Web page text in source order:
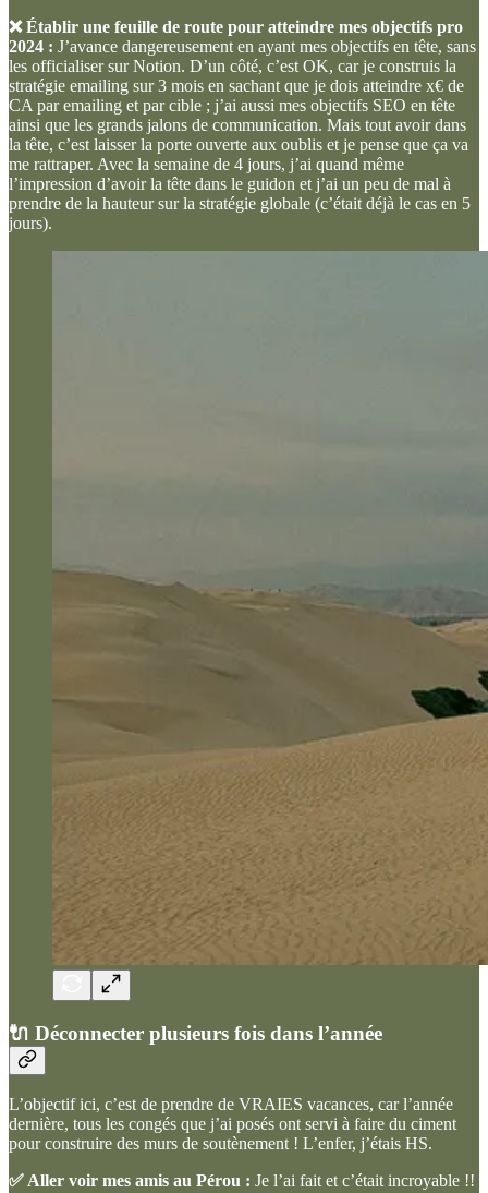
❌ Établir une feuille de route pour atteindre mes objectifs pro
2024 : J’avance dangereusement en ayant mes objectifs en tête, sans
les officialiser sur Notion. D’un côté, c’est OK, car je construis la
stratégie emailing sur 3 mois en sachant que je dois atteindre x€ de
CA par emailing et par cible ; j’ai aussi mes objectifs SEO en tête
ainsi que les grands jalons de communication. Mais tout avoir dans
la tête, c’est laisser la porte ouverte aux oublis et je pense que ça va
me rattraper. Avec la semaine de 4 jours, j’ai quand même
l’impression d’avoir la tête dans le guidon et j’ai un peu de mal à
prendre de la hauteur sur la stratégie globale (c’était déjà le cas en 5
jours).
🔌 Déconnecter plusieurs fois dans l’année
L’objectif ici, c’est de prendre de VRAIES vacances, car l’année
dernière, tous les congés que j’ai posés ont servi à faire du ciment
pour construire des murs de soutènement ! L’enfer, j’étais HS.
✅ Aller voir mes amis au Pérou : Je l’ai fait et c’était incroyable !!